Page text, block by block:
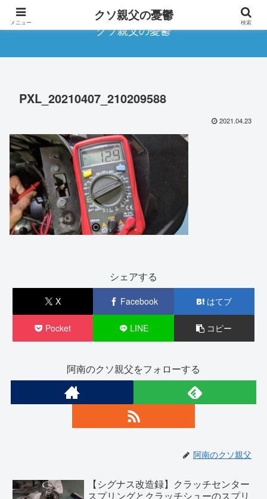
クソ親父の憂鬱
PXL_20210407_210209588
2021.04.23
シェアする
X Facebook はてブ
Pocket LINE コピー
阿南のクソ親父をフォローする
阿南のクソ親父
【シグナス改造録】クラッチセンター
スプリングとクラッチシューのスプリ
メニュー クソ親父の憂鬱 検索